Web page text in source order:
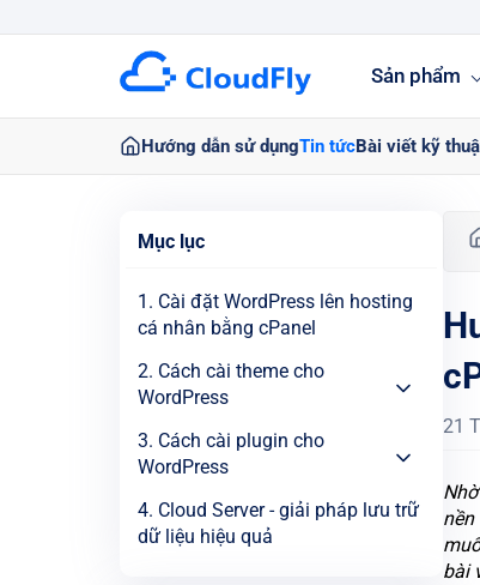
Sản phẩm
Hướng dẫn sử dụngTin tứcBài viết kỹ
Mục lục
1. Cài đặt WordPress lên hosting
cá nhân bằng cPanel
2. Cách cài theme cho
WordPress
3. Cách cài plugin cho
WordPress
4. Cloud Server - giải pháp lưu trữ
dữ liệu hiệu quả
21
bài